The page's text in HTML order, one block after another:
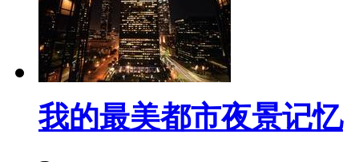
我的最美都市夜景记忆